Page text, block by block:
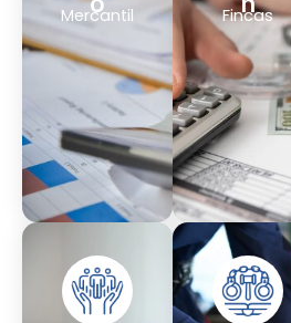
Mercantil Fincas